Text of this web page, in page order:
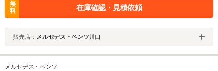
無
料
在庫確認・見積依頼
販売店： メルセデス・ベンツ川口
メルセデス・ベンツ